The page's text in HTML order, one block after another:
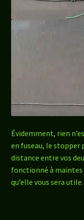
Évidemment, rien
en fuseau, le stopper
distance entre vos
fonctionné à maintes
qu’elle vous sera utile.